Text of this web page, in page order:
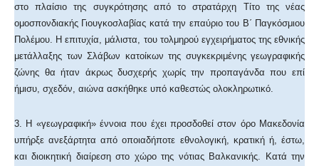
στο πλαίσιο της συγκρότησης από το στρατάρχη Τίτο της νέας
ομοσπονδιακής Γιουγκοσλαβίας κατά την επαύριο του Β΄ Παγκόσμιου
Πολέμου. Η επιτυχία, μάλιστα, του τολμηρού εγχειρήματος της εθνικής
μετάλλαξης των Σλάβων κατοίκων της συγκεκριμένης γεωγραφικής
ζώνης θα ήταν άκρως δυσχερής χωρίς την προπαγάνδα που επί
ήμισυ, σχεδόν, αιώνα ασκήθηκε υπό καθεστώς ολοκληρωτικό.
3. Η «γεωγραφική» έννοια που έχει προσδοθεί στον όρο Μακεδονία
υπήρξε ανεξάρτητα από οποιαδήποτε εθνολογική, κρατική ή, έστω,
και διοικητική διαίρεση στο χώρο της νότιας Βαλκανικής. Κατά την